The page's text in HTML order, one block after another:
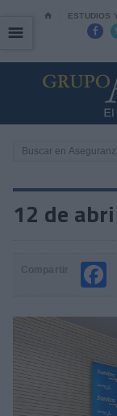
⌂ ESTUDIOS

☰
☰
12 de